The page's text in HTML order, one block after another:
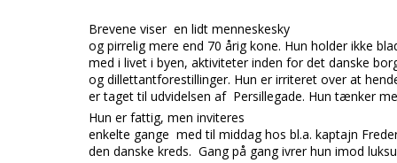
Brevene viser en lidt menneskesky
og pirrelig mere end 70 årig kone. Hun holderikke
med i livet i byen, aktiviteter inden for det danske
og dillettantforestillinger. Hun er irriteret over at
er taget til udvidelsen af Persillegade. Hun tænker
Hun er fattig, men inviteres
enkelte gange med til middag hos bl.a. kaptajn
den danske kreds. Gang på gang ivrer hun imod